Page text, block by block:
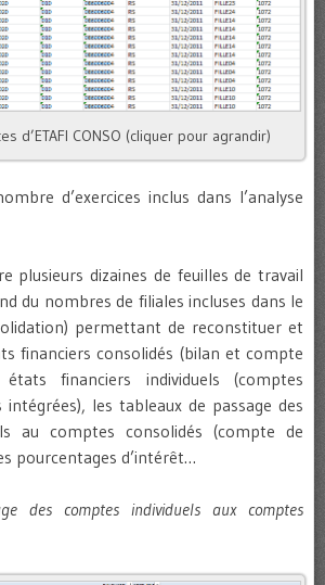
d’ETAFI CONSO (cliquer pour agrandir)
d’exercices inclus dans l’analyse
plusieurs dizaines de feuilles de travail
du nombres de filiales incluses dans le
permettant de reconstituer et
financiers consolidés (bilan et compte
financiers individuels (comptes
intégrées), les tableaux de passage des
au comptes consolidés (compte de
pourcentages d’intérêt…
des comptes individuels aux comptes